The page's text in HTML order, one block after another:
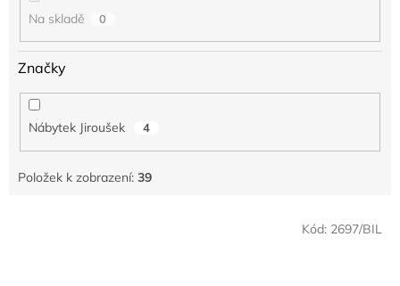
Na skladě 0
Značky
Nábytek Jiroušek 4
Položek k zobrazení: 39
Kód: 2697/BIL